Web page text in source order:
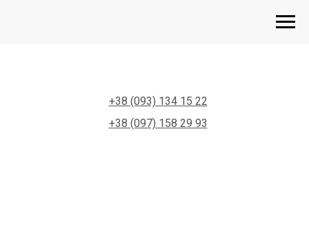
+38 (097) 158 29 93
+38 (093) 134 15 22